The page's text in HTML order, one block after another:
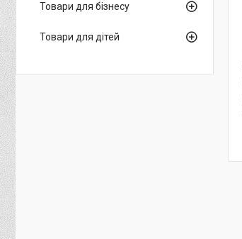
Товари для бізнесу
Товари для дітей